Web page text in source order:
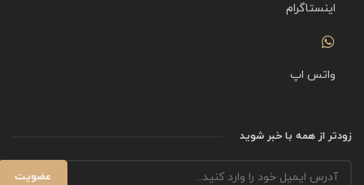
اینستاگرام
واتس اپ
زودتر از همه با خبر شوید